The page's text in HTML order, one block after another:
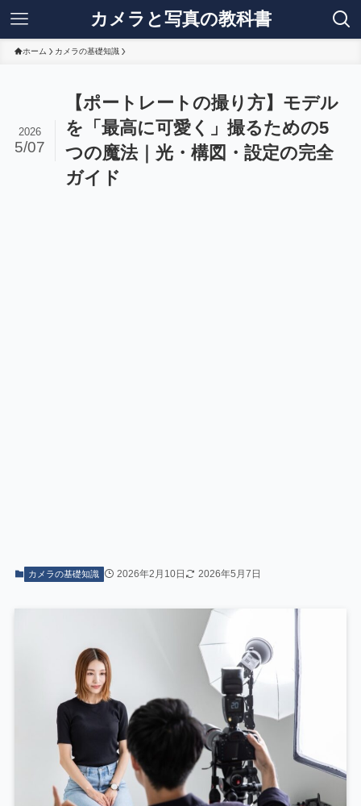
カメラと写真の教科書
ホーム カメラの基礎知識
【ポートレートの撮り方】モデル
を「最高に可愛く」撮るための5
つの魔法｜光・構図・設定の完全
ガイド
2026
5/07
カメラの基礎知識 2026年2月10日 2026年5月7日